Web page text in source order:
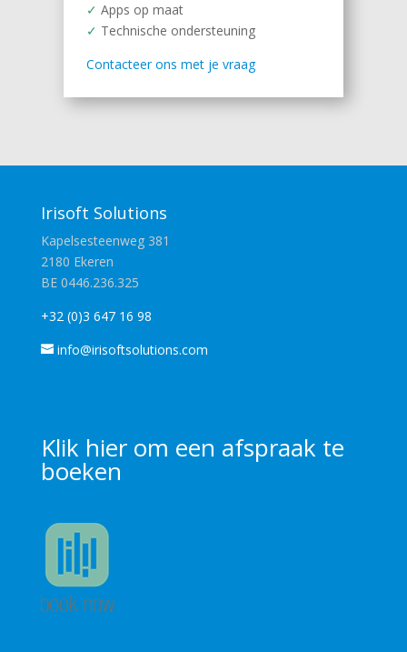
✓ Apps op maat
✓ Technische ondersteuning
Contacteer ons met je vraag
Irisoft Solutions
Kapelsesteenweg 381
2180 Ekeren
BE 0446.236.325
+32 (0)3 647 16 98
info@irisoftsolutions.com
Klik hierom een afspraak te
boeken